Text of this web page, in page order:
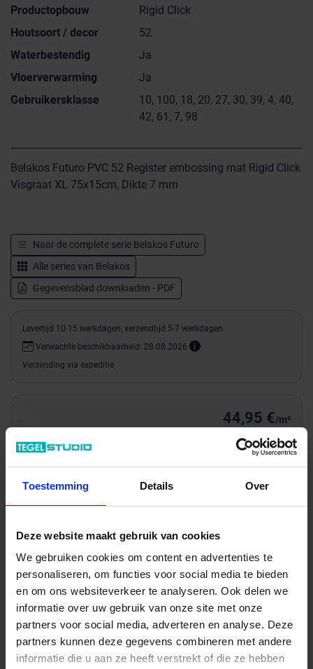
Toestemming Details Over
Deze website maakt gebruik van cookies
We gebruiken cookies om content en advertenties te
personaliseren, om functies voor social media te bieden
en om ons websiteverkeer te analyseren. Ook delen we
informatie over uw gebruik van onze site met onze
partners voor social media, adverteren en analyse. Deze
partners kunnen deze gegevens combineren met andere
informatie die u aan ze heeft verstrekt of die ze hebben
Productopbouw
Rigid Click
Houtsoort / decor
52
Waterbestendig
Ja
Vloerverwarming
Ja
Gebruikersklasse
10, 100, 18, 20, 27, 30, 39, 4, 40,
42, 61, 7, 98
Belakos Futuro PVC 52 Register embossing mat Rigid Click
Visgraat XL 75x15cm, Dikte 7 mm
Naar de complete serie Belakos Futuro
Alle series van Belakos
Gegevensblad downloaden - PDF
Levertijd 10-15 werkdagen, verzendtijd 5-7 werkdagen
Verwachte beschikbaarheid: 28.08.2026
Verzending via expeditie
44,95 €/m²
Totale prijs / geleverde hoeveelheid
In het winkelmandje